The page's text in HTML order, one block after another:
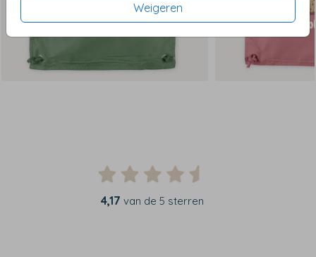
Weigeren
4,17 van de 5 sterren